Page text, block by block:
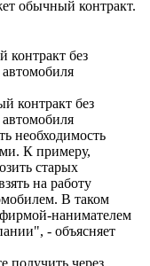
обычный контракт.
контракт без
автомобиля
контракт без
автомобиля
необходимость
К примеру,
старых
на работу
В таком
фирмой-нанимателем
- объясняет
получить через